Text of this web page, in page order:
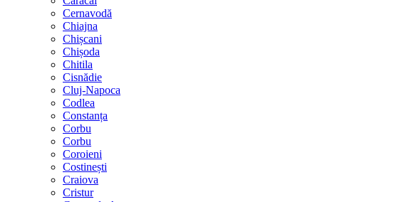
Cernavodă
Chiajna
Chișcani
Chișoda
Chitila
Cisnădie
Cluj-Napoca
Codlea
Constanța
Corbu
Corbu
Coroieni
Costinești
Craiova
Cristur